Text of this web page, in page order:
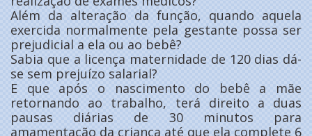
Além da alteração da função, quando aquela
exercida normalmente pela gestante possa ser
prejudicial a ela ou ao bebê?
Sabia que a licença maternidade de 120 dias dá-
se sem prejuízo salarial?
E que após o nascimento do bebê a mãe
retornando ao trabalho, terá direito a duas
pausas diárias de 30 minutos para
amamentação da criança até que ela complete 6